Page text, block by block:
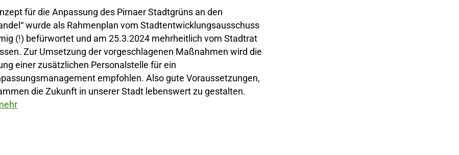
für die Anpassung des Pirnaer Stadtgrüns an den
wurde als Rahmenplan vom Stadtentwicklungsausschuss
(!) befürwortet und am 25.3.2024 mehrheitlich vom Stadtrat
Zur Umsetzung der vorgeschlagenen Maßnahmen wird die
einer zusätzlichen Personalstelle für ein
empfohlen. Also gute Voraussetzungen,
die Zukunft in unserer Stadt lebenswert zu gestalten.